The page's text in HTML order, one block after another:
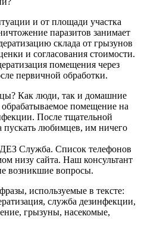
и от площади участка
паразитов занимает
склада от грызунов
и согласования стоимости.
помещения через
первичной обработки.
Как люди, так и домашние
помещение на
После тщательной
любимцев, им ничего
Служба. Список телефонов
низу сайта. Наш консультант
возникшие вопросы.
используемые в тексте:
служба дезинфекции,
грызуны, насекомые,